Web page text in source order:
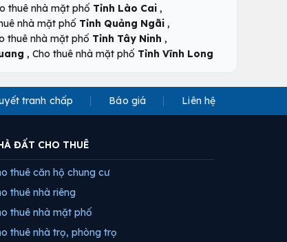
thuê nhà mặt phố Tỉnh Lào Cai ,
nhà mặt phố Tỉnh Quảng Ngãi ,
thuê nhà mặt phố Tỉnh Tây Ninh ,
, Cho thuê nhà mặt phố Tỉnh Vĩnh Long
tranh chấp Báo giá Liên hệ
ĐẤT CHO THUÊ
thuê căn hộ chung cư
thuê nhà riêng
thuê nhà mặt phố
thuê nhà trọ, phòng trọ